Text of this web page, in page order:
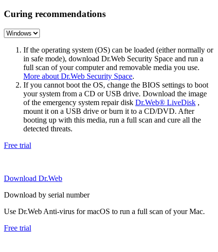
Curing recommendations
If the operating system (OS) can be loaded (either normally or
in safe mode), download Dr.Web Security Space and run a
full scan of your computer and removable media you use.
More about Dr.Web Security Space.
If you cannot boot the OS, change the BIOS settings to boot
your system from a CD or USB drive. Download the image
of the emergency system repair disk Dr.Web® LiveDisk ,
mount it on a USB drive or burn it to a CD/DVD. After
booting up with this media, run a full scan and cure all the
detected threats.
Free trial
Download Dr.Web
Download by serial number
Use Dr.Web Anti-virus for macOS to run a full scan of your Mac.
Free trial